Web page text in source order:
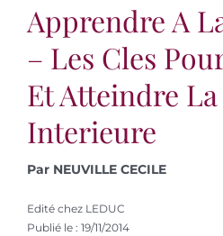
Apprendre A
– Les Cles
Et Atteindre
Interieure
Par NEUVILLE CECILE
Edité chez LEDUC
Publié le : 19/11/2014